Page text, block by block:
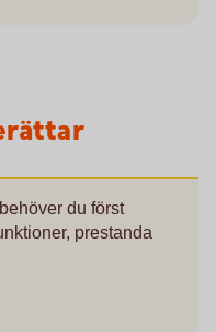
du först
prestanda